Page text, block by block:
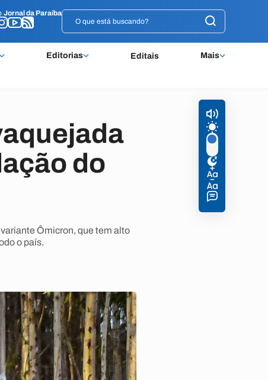
Jornal da Paraíba
Editorias Editais Mais
Jornal da Paraíba
do
Ômicron, que tem alto
o país.